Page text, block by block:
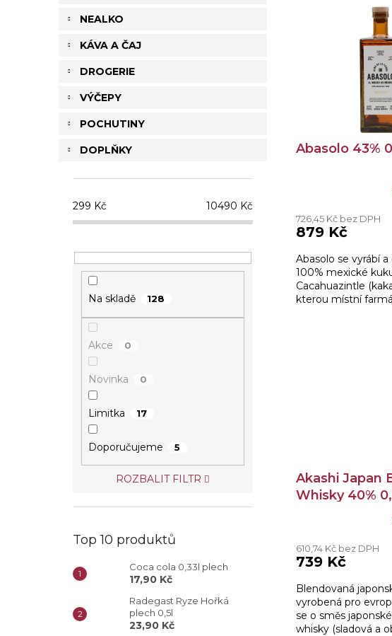
NEALKO
KÁVA A ČAJ
DROGERIE
VÝČEPY
POCHUTINY
DOPLŇKY
299 Kč 10490 Kč
Na skladě 128
Akce 0
Novinka 0
Limitka 17
Doporučujeme 5
ROZBALIT FILTR
Top 10 produktů
Coca cola 0,33l plech
17,90 Kč
Radegast Ryze Hořká
plech 0,5l
23,90 Kč
Abasolo 43%
726,45 Kč bez DPH
879 Kč
Abasolo se vyrábí
100% mexické
Cacahuazintle
kterou místní
Akashi Japan
Whisky 40%
610,74 Kč bez DPH
739 Kč
Blendovaná
vyrobená pro
se o směs
whisky (sladová a